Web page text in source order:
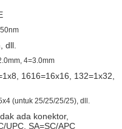
dll.
4=3.0mm
1616=16x16, 132=1x32,
(untuk 25/25/25/25), dll.
ada konektor,
UPC, SA=SC/APC